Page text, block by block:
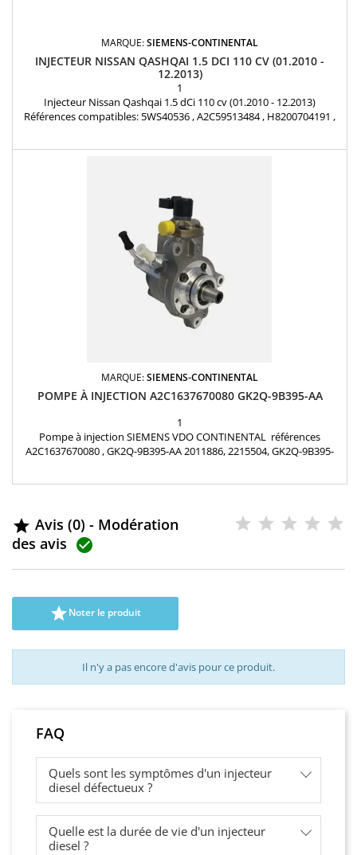
MARQUE:SIEMENS-CONTINENTAL
INJECTEUR NISSAN QASHQAI 1.5 DCI 110 CV (01.2010 -
12.2013)
1
Injecteur Nissan Qashqai 1.5 dCi 110 cv (01.2010 - 12.2013)
Références compatibles: 5WS40536 , A2C59513484 , H8200704191 ,
MARQUE:SIEMENS-CONTINENTAL
POMPE À INJECTION A2C1637670080 GK2Q-9B395-AA
1
Pompe à injection SIEMENS VDO CONTINENTAL références
A2C1637670080 , GK2Q-9B395-AA 2011886, 2215504, GK2Q-9B395-
 Avis (0) - Modération
des avis 
Noter le produit
Il n'y a pas encore d'avis pour ce produit.
FAQ
Quels sont les symptômes d'un injecteur
diesel défectueux ?
Quelle est la durée de vie d'un injecteur
diesel ?